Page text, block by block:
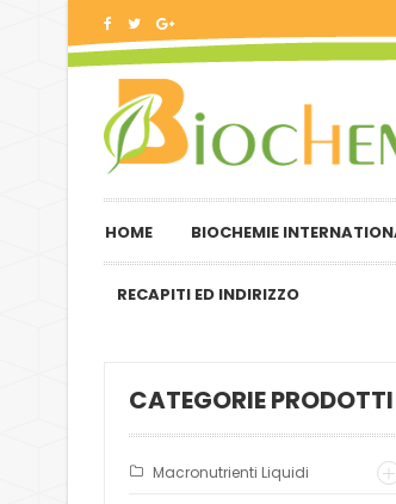
HOME BIOCHEMIE
RECAPITI ED INDIRIZZO
CATEGORIE PRODOTTI
Macronutrienti Liquidi